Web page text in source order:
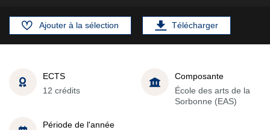
Ajouter à la sélection Télécharger
ECTS
12 crédits
Composante
École des arts de la
Sorbonne (EAS)
Période de l'année